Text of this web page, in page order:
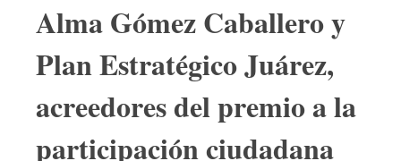
Alma Gómez Caballero y
Plan Estratégico Juárez,
acreedores del premio a la
participación ciudadana